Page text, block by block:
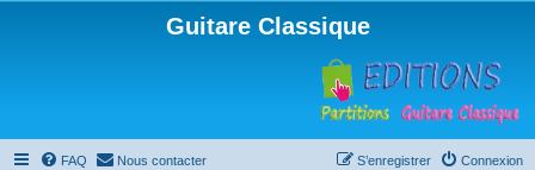
Guitare Classique
FAQ Nous contacter Connexion
S’enregistrer